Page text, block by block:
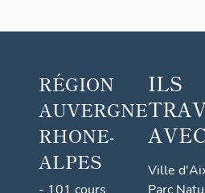
RÉGION
AUVERGNE
RHONE-
ALPES
ILS
Ville